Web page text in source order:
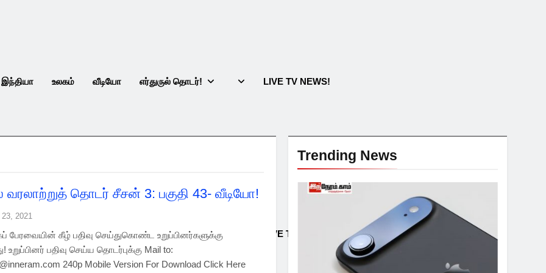
இந்தியா உலகம் வீடியோ எர்துருல் தொடர்! LIVE TV NEWS!
இந்தியா உலகம் வீடியோ எர்துருல் தொடர்! LIVE TV NEWS!
வரலாற்றுத் தொடர் சீசன் 3: பகுதி 43- வீடியோ!
2021
பேரவையின் கீழ் பதிவு செய்துகொண்ட உறுப்பினர்களுக்கு
உறுப்பினர் பதிவு செய்ய தொடர்புக்கு Mail to:
240p Mobile Version For Download Click Here
Trending News